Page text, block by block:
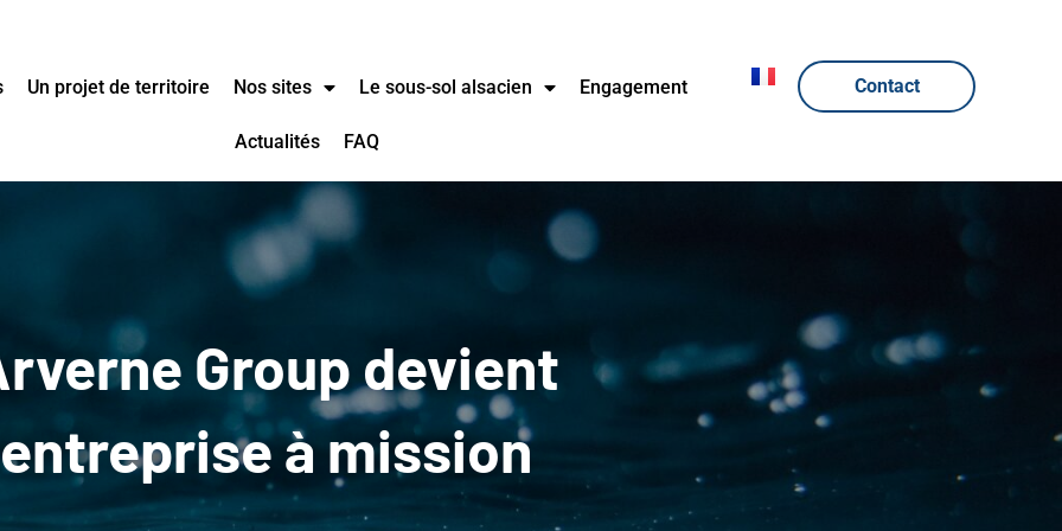
Un projet de territoire Nos sites Le sous-sol alsacien Engagement
Actualités FAQ
Contact
Group devient
entreprise à mission